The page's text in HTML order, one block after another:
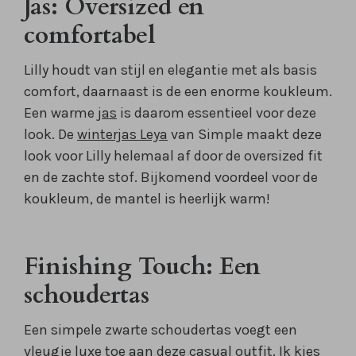
Jas: Oversized en
comfortabel
Lilly houdt van stijl en elegantie met als basis
comfort, daarnaast is de een enorme koukleum.
Een warme jas is daarom essentieel voor deze
look. De winterjas Leya van Simple maakt deze
look voor Lilly helemaal af door de oversized fit
en de zachte stof. Bijkomend voordeel voor de
koukleum, de mantel is heerlijk warm!
Finishing Touch: Een
schoudertas
Een simpele zwarte schoudertas voegt een
vleugje luxe toe aan deze casual outfit. Ik kies